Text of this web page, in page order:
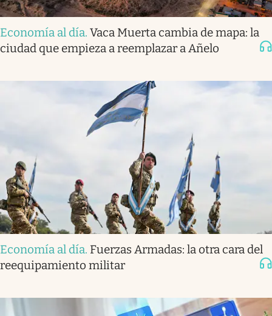
Economía al día. Vaca Muerta cambia de mapa: la
ciudad que empieza a reemplazar a Añelo
Economía al día. Fuerzas Armadas: la otra cara del
reequipamiento militar